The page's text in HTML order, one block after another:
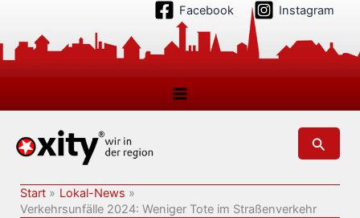
springen
Facebook Instagram
Suchen
Start
Lokal-News
Verkehrsunfälle 2024: Weniger Tote im Straßenverkehr